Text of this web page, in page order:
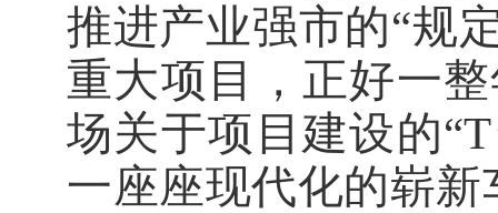
推进产业强市的“规
重大项目，正好一
场关于项目建设的“T
一座座现代化的崭